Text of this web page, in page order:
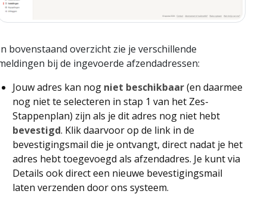
bovenstaand overzicht zie je verschillende
bij de ingevoerde afzendadressen:
Jouw adres kan nog niet beschikbaar(en daarmee
nog niet te selecteren in stap 1 van het Zes-
Stappenplan) zijn als je dit adres nog niet hebt
bevestigd. Klik daarvoor op de link in de
bevestigingsmail die je ontvangt, direct nadat je het
adres hebt toegevoegd als afzendadres. Je kunt via
Details ook direct een nieuwe bevestigingsmail
laten verzenden door ons systeem.